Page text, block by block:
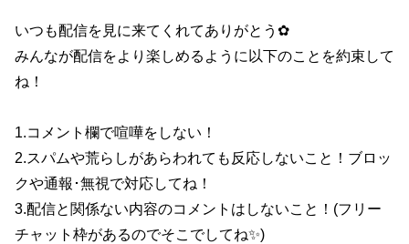
いつも配信を見に来てくれてありがとう✿
みんなが配信をより楽しめるように以下のことを約束して
ね！
1.コメント欄で喧嘩をしない！
2.スパムや荒らしがあらわれても反応しないこと！ブロッ
クや通報･無視で対応してね！
3.配信と関係ない内容のコメントはしないこと！(フリー
チャット枠があるのでそこでしてね✨)